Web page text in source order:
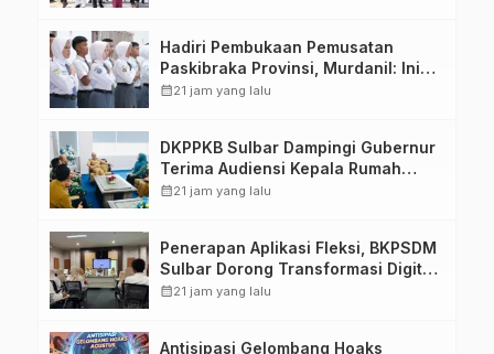
Hadiri Pembukaan Pemusatan
Paskibraka Provinsi, Murdanil: Ini
Membentuk Karakter Hingga
calendar_month21 jam yang lalu
DKPPKB Sulbar Dampingi Gubernur
Terima Audiensi Kepala Rumah
Sakit TK. III Punggawa Malolo
calendar_month21 jam yang lalu
Penerapan Aplikasi Fleksi, BKPSDM
Sulbar Dorong Transformasi Digital
Sistem Kehadiran ASN
calendar_month21 jam yang lalu
Antisipasi Gelombang Hoaks